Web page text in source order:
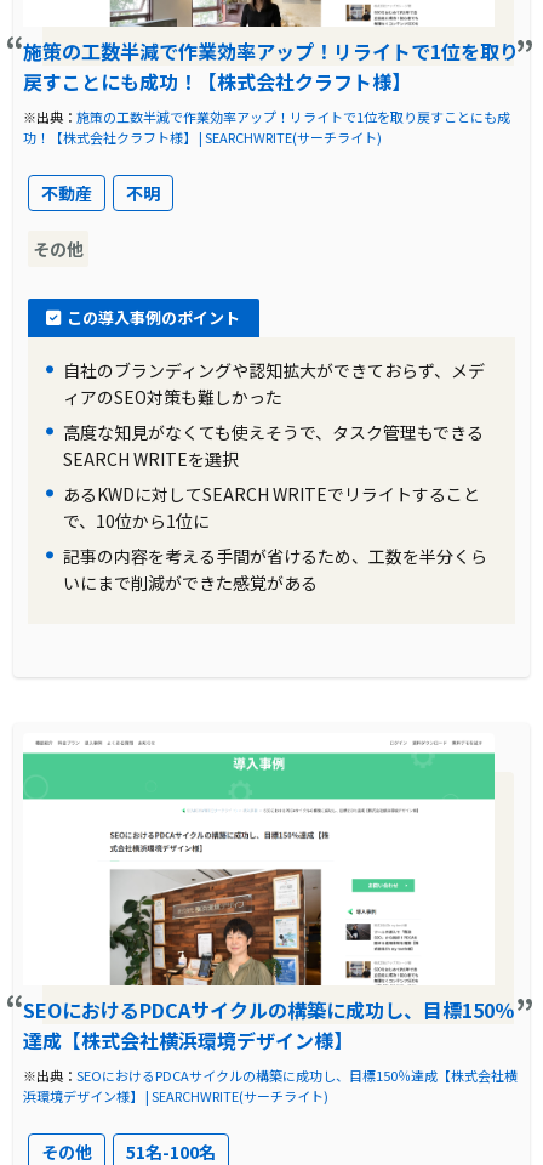
施策の工数半減で作業効率アップ！リライトで1位を取り
戻すことにも成功！【株式会社クラフト様】
※出典：施策の工数半減で作業効率アップ！リライトで1位を取り戻すことにも成
功！【株式会社クラフト様】 | SEARCHWRITE(サーチライト)
不動産 不明
その他
この導入事例のポイント
自社のブランディングや認知拡大ができておらず、メデ
ィアのSEO対策も難しかった
高度な知見がなくても使えそうで、タスク管理もできる
SEARCH WRITEを選択
あるKWDに対してSEARCH WRITEでリライトすること
で、10位から1位に
記事の内容を考える手間が省けるため、工数を半分くら
いにまで削減ができた感覚がある
SEOにおけるPDCAサイクルの構築に成功し、目標150％
達成【株式会社横浜環境デザイン様】
※出典：SEOにおけるPDCAサイクルの構築に成功し、目標150％達成【株式会社横
浜環境デザイン様】 | SEARCHWRITE(サーチライト)
その他 51名-100名